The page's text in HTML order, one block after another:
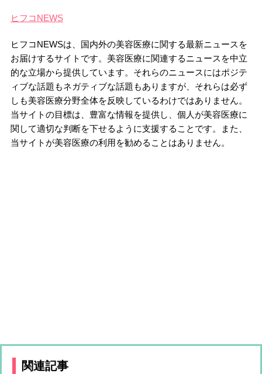
ヒフコNEWS
ヒフコNEWSは、国内外の美容医療に関する最新ニュースを
お届けするサイトです。美容医療に関連するニュースを中立
的な立場から提供しています。それらのニュースにはポジテ
ィブな話題もネガティブな話題もありますが、それらは必ず
しも美容医療分野全体を反映しているわけではありません。
当サイトの目標は、豊富な情報を提供し、個人が美容医療に
関して適切な判断を下せるように支援することです。また、
当サイトが美容医療の利用を勧めることはありません。
関連記事